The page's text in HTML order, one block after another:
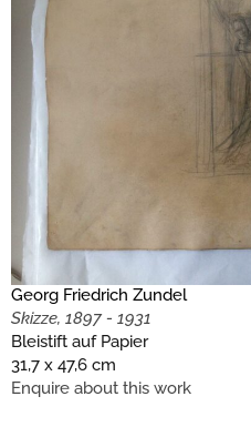
Georg Friedrich Zundel
Skizze, 1897 - 1931
Bleistift auf Papier
31,7 x 47,6 cm
Enquire about this work